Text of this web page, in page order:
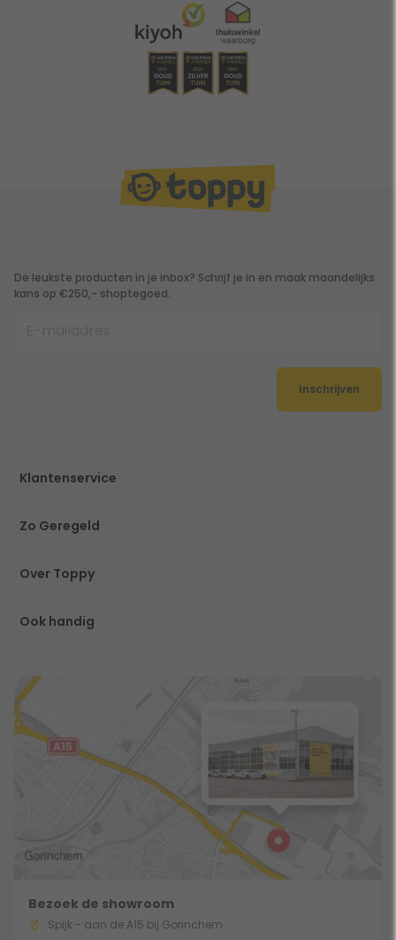
De leukste producten in je inbox? Schrijf je in en maak maandelijks
kans op €250,- shoptegoed.
Inschrijven
Klantenservice
Zo Geregeld
Over Toppy
Ook handig
Bezoek de showroom
Spijk - aan de A15 bij Gorinchem